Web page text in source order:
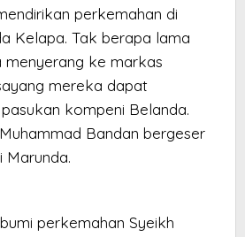
perkemahan di
Kelapa. Tak berapa lama
menyerang ke markas
mereka dapat
kompeni Belanda.
Bandan bergeser
Marunda.
perkemahan Syeikh